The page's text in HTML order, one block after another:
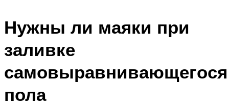
Нужны ли маяки при
заливке
самовыравнивающегося
пола